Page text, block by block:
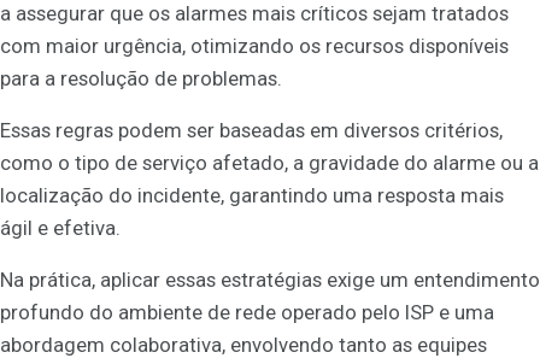
a assegurar que os alarmes mais críticos sejam tratados
com maior urgência, otimizando os recursos disponíveis
para a resolução de problemas.
Essas regras podem ser baseadas em diversos critérios,
como o tipo de serviço afetado, a gravidade do alarme ou a
localização do incidente, garantindo uma resposta mais
ágil e efetiva.
Na prática, aplicar essas estratégias exige um entendimento
profundo do ambiente de rede operado pelo ISP e uma
abordagem colaborativa, envolvendo tanto as equipes